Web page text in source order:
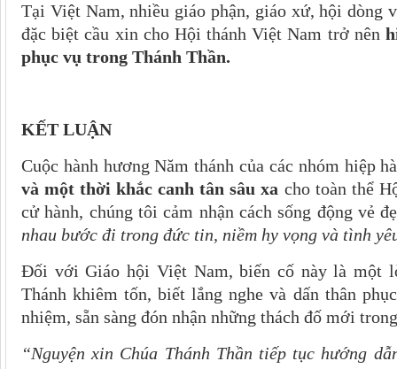
Tại Việt Nam, nhiều giáo phận, giáo xứ, hội dòng
đặc biệt cầu xin cho Hội thánh Việt Nam trở nên
phục vụ trong Thánh Thần.
KẾT LUẬN
Cuộc hành hương Năm thánh của các nhóm hiệp
và một thời khắc canh tân sâu xa cho toàn thể
cử hành, chúng tôi cảm nhận cách sống động vẻ
nhau bước đi trong đức tin, niềm hy vọng và tình
Đối với Giáo hội Việt Nam, biến cố này là một
Thánh khiêm tốn, biết lắng nghe và dấn thân
nhiệm, sẵn sàng đón nhận những thách đố mới
“Nguyện xin Chúa Thánh Thần tiếp tục hướng